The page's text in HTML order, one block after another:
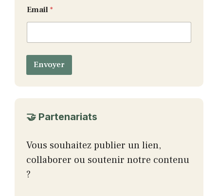
o
m
o
E
a
i
Email *
Envoyer
🤝 Partenariats
Vous souhaitez publier un lien,
collaborer ou soutenir notre contenu
?